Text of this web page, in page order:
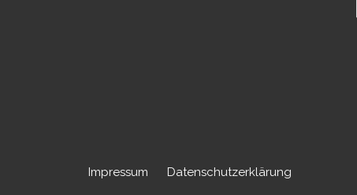
Impressum Datenschutzerklärung